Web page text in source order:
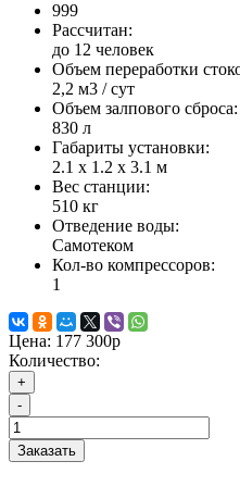
999
Рассчитан:
до 12 человек
Объем переработки
2,2 м3 / сут
Объем залпового сброса:
830 л
Габариты установки:
2.1 х 1.2 х 3.1 м
Вес станции:
510 кг
Отведение воды:
Самотеком
Кол-во компрессоров:
1
Цена: 177 300р
Количество:
+
-
Заказать